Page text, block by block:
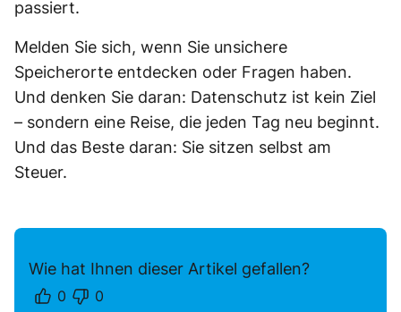
passiert.
Melden Sie sich, wenn Sie unsichere
Speicherorte entdecken oder Fragen haben.
Und denken Sie daran: Datenschutz ist kein Ziel
– sondern eine Reise, die jeden Tag neu beginnt.
Und das Beste daran: Sie sitzen selbst am
Steuer.
Wie hat Ihnen dieser Artikel gefallen?
0 0